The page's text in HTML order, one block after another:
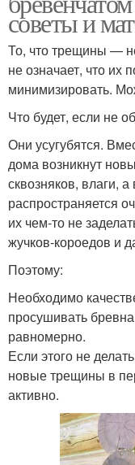
советы и
То, что трещины —
не означает, что их
минимизировать.
Что будет, если не
Они усугубятся.
дома возникнут
сквозняков, влаги,
распространяется
их чем-то не
жучков-короедов и
Поэтому:
Необходимо
просушивать
равномерно.
Если этого не
новые трещины в
активно.